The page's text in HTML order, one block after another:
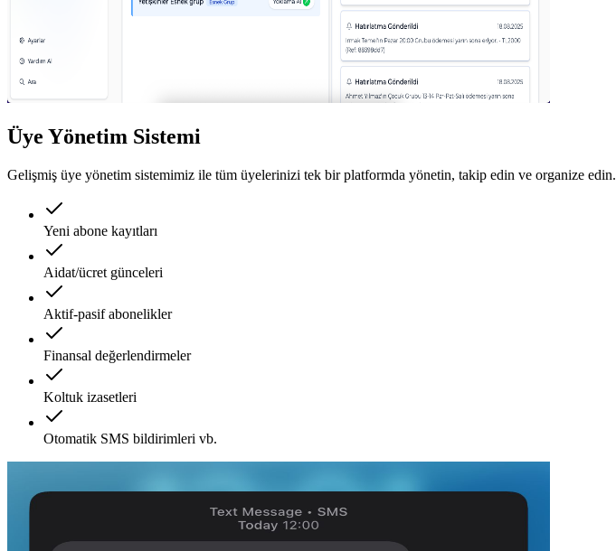
Üye Yönetim Sistemi
Gelişmiş üye yönetim sistemimiz ile tüm üyelerinizi tek bir platformda yönetin, takip edin ve organize edin.
Yeni abone kayıtları
Aidat/ücret günceleri
Aktif-pasif abonelikler
Finansal değerlendirmeler
Koltuk izasetleri
Otomatik SMS bildirimleri vb.